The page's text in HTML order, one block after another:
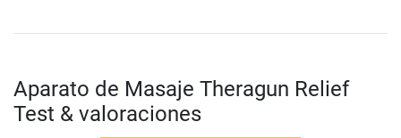
Aparato de Masaje Theragun Relief
Test & valoraciones